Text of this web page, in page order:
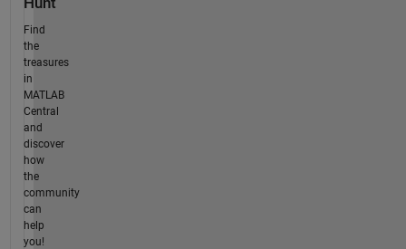
Find
the
treasures
in
MATLAB
Central
and
discover
how
the
community
can
help
you!